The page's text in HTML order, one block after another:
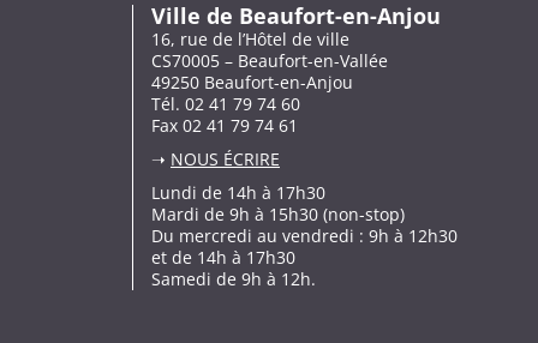
Ville de Beaufort-en-Anjou
16, rue de l’Hôtel de ville
CS70005 – Beaufort-en-Vallée
49250 Beaufort-en-Anjou
Tél. 02 41 79 74 60
Fax 02 41 79 74 61
➝ NOUS ÉCRIRE
Lundi de 14h à 17h30
Mardi de 9h à 15h30 (non-stop)
Du mercredi au vendredi : 9h à 12h30
et de 14h à 17h30
Samedi de 9h à 12h.